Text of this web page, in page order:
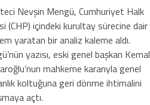
Nevşin Mengü, Cumhuriyet Halk
(CHP) içindeki kurultay sürecine dair
yaratan bir analiz kaleme aldı.
yazısı, eski genel başkan Kemal
mahkeme kararıyla genel
koltuğuna geri dönme ihtimalini
açtı.